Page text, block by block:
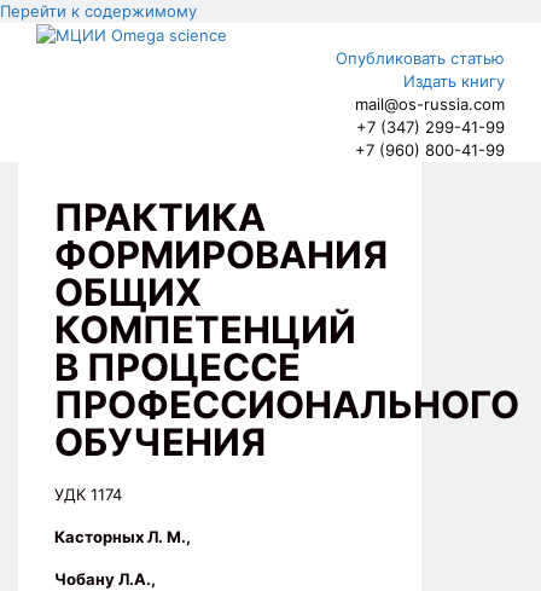
Перейти к содержимому
Опубликовать статью
Издать книгу
mail@os-russia.com
+7 (347) 299-41-99
+7 (960) 800-41-99
ПРАКТИКА
ФОРМИРОВАНИЯ
ОБЩИХ
КОМПЕТЕНЦИЙ
В ПРОЦЕССЕ
ПРОФЕССИОНАЛЬНОГО
ОБУЧЕНИЯ
УДК 1174
Касторных Л. М.,
Чобану Л.А.,